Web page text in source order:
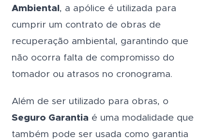
Ambiental , a apólice é utilizada para
cumprir um contrato de obras de
recuperação ambiental, garantindo que
não ocorra falta de compromisso do
tomador ou atrasos no cronograma.
Além de ser utilizado para obras, o
Seguro Garantia é uma modalidade que
também pode ser usada como garantia